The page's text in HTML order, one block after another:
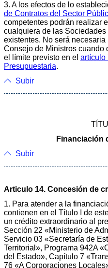
3. A los efectos de lo
de Contratos del Sector
competentes podrán realizar
cualquiera de las
existentes. No será
Consejo de Ministros cuando
el límite previsto en el artículo
Presupuestaria.
Subir
Financiación
Subir
Articulo 14. Concesión de
1. Para atender a la
contienen en el Título I de
un crédito extraordinario al
Sección 22 «Ministerio de
Servicio 03 «Secretaría de
Territorial», Programa 942A
del Estado», Capítulo 7
76 «A Corporaciones